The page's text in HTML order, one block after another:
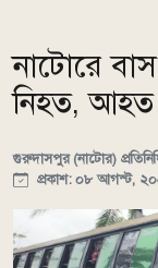
নাটোরে
নিহত,
গুরুদাসপুর (নাটোর)
প্রকাশ: ০৮ আগস্ট,